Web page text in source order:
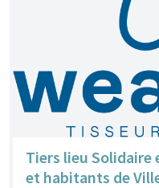
Tiers lieu Solidaire
et habitants de